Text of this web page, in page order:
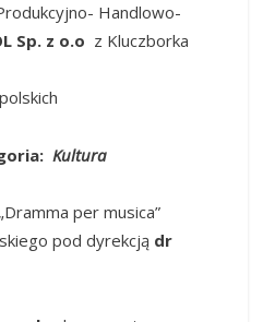
Handlowo-
Sp. z o.o z Kluczborka
Kultura
per musica”
pod dyrekcją dr